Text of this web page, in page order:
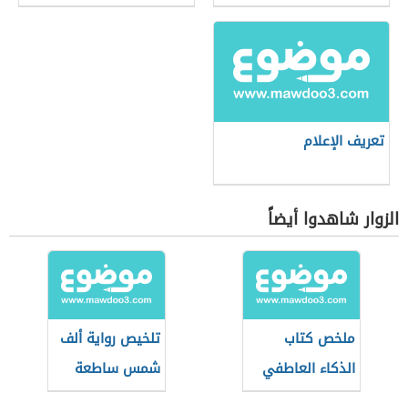
تعريف الإعلام
الزوار شاهدوا أيضاً
ملخص كتاب
الذكاء العاطفي
تلخيص رواية ألف
شمس ساطعة